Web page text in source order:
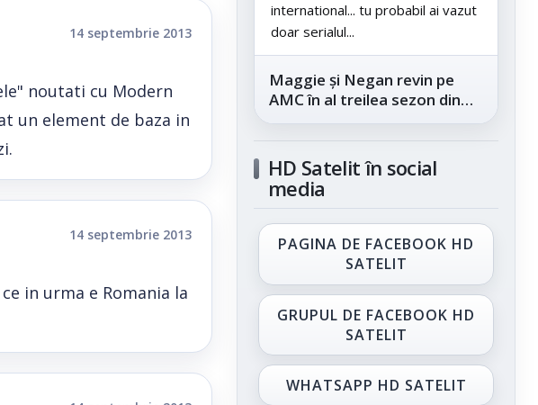
14 septembrie 2013
noutati cu Modern
un element de baza in
14 septembrie 2013
in urma e Romania la
international... tu probabil ai vazut
doar serialul...
Maggie și Negan revin pe
AMC în al treilea sezon din
„The Walking Dead: Dead
HD Satelit în social
media
PAGINA DE FACEBOOK HD
SATELIT
GRUPUL DE FACEBOOK HD
SATELIT
WHATSAPP HD SATELIT